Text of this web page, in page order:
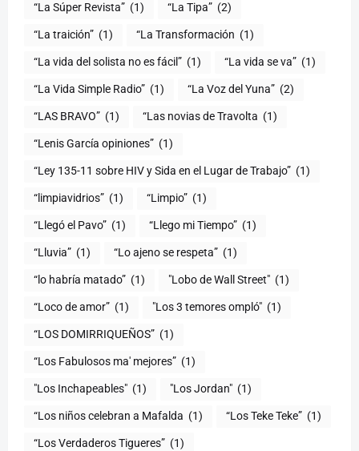
“La Súper Revista” (1) “La Tipa” (2)
“La traición” (1) “La Transformación (1)
“La vida del solista no es fácil” (1) “La vida se va” (1)
“La Vida Simple Radio” (1) “La Voz del Yuna” (2)
“LAS BRAVO” (1) “Las novias de Travolta (1)
“Lenis García opiniones” (1)
“Ley 135-11 sobre HIV y Sida en el Lugar de Trabajo” (1)
“limpiavidrios” (1) “Limpio” (1)
“Llegó el Pavo” (1) “Llego mi Tiempo” (1)
“Lluvia” (1) “Lo ajeno se respeta” (1)
“lo habría matado” (1) "Lobo de Wall Street" (1)
“Loco de amor” (1) "Los 3 temores ompló" (1)
(1)
“Los Fabulosos ma' mejores” (1)
"Los Inchapeables" (1) "Los Jordan" (1)
“Los niños celebran a Mafalda (1) “Los Teke Teke” (1)
“Los Verdaderos Tigueres” (1)